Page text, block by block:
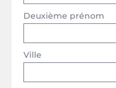
Deuxième prénom
Ville